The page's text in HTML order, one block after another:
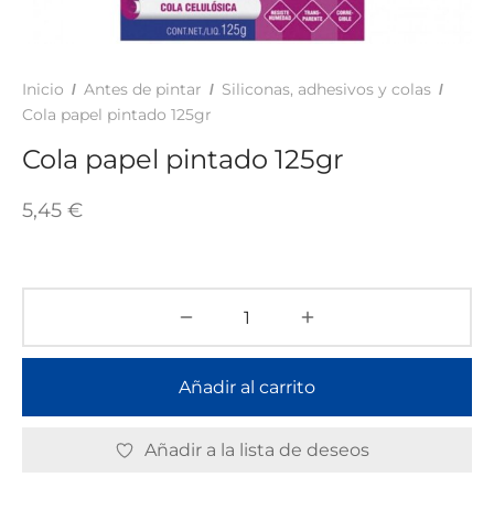
Inicio / Antes de pintar / Siliconas, adhesivos y colas /
Cola papel pintado 125gr
Cola papel pintado 125gr
5,45 €
Añadir al carrito
Añadir a la lista de deseos
ADHESIVOS Y COLAS
Y SUELOS
TINTES Y MANUALIDADES